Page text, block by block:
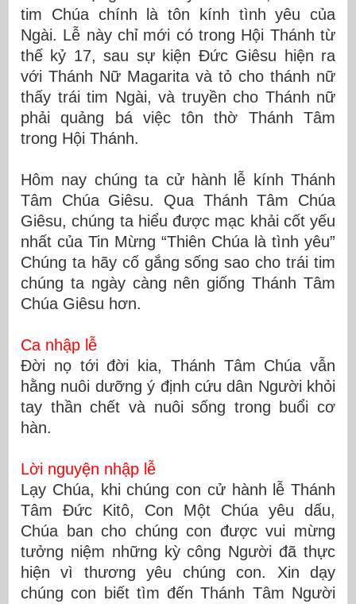
tim Chúa chính là tôn kính tình yêu của
Ngài. Lễ này chỉ mới có trong Hội Thánh từ
thế kỷ 17, sau sự kiện Đức Giêsu hiện ra
với Thánh Nữ Magarita và tỏ cho thánh nữ
thấy trái tim Ngài, và truyền cho Thánh nữ
phải quảng bá việc tôn thờ Thánh Tâm
trong Hội Thánh.
Hôm nay chúng ta cử hành lễ kính Thánh
Tâm Chúa Giêsu. Qua Thánh Tâm Chúa
Giêsu, chúng ta hiểu được mạc khải cốt yếu
nhất của Tin Mừng “Thiên Chúa là tình yêu”
Chúng ta hãy cố gắng sống sao cho trái tim
chúng ta ngày càng nên giống Thánh Tâm
Chúa Giêsu hơn.
Ca nhập lễ
Đời nọ tới đời kia, Thánh Tâm Chúa vẫn
hằng nuôi dưỡng ý định cứu dân Người khỏi
tay thần chết và nuôi sống trong buổi cơ
hàn.
Lời nguyện nhập lễ
Lạy Chúa, khi chúng con cử hành lễ Thánh
Tâm Ðức Kitô, Con Một Chúa yêu dấu,
Chúa ban cho chúng con được vui mừng
tưởng niệm những kỳ công Người đã thực
hiện vì thương yêu chúng con. Xin dạy
chúng con biết tìm đến Thánh Tâm Người